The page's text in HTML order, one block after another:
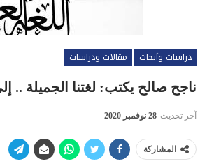
دراسات وأبحاث
مقالات ودراسات
ناجح صالح يكتب: لغتنا الجميلة ..
آخر تحديث 28 نوفمبر 2020
المشاركة